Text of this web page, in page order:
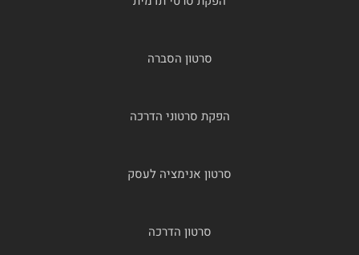
סרטון הסברה
הפקת סרטוני הדרכה
סרטון אנימציה לעסק
סרטון הדרכה